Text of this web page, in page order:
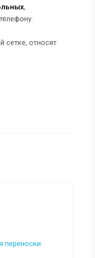
,
сетке, относят